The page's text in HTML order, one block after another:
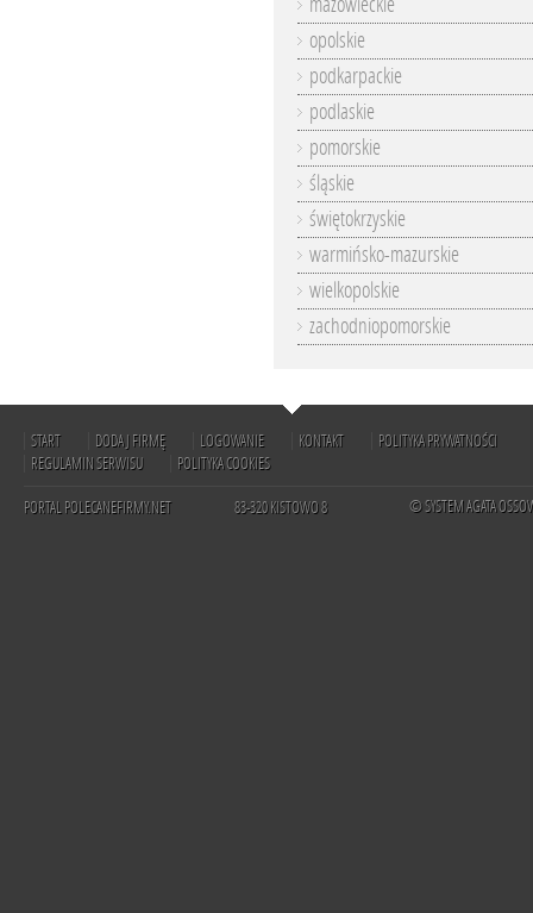
opolskie
podkarpackie
podlaskie
pomorskie
śląskie
świętokrzyskie
warmińsko-mazurskie
wielkopolskie
zachodniopomorskie
START DODAJ FIRMĘ LOGOWANIE KONTAKT
POLITYKA PRYWATNOŚCI
REGULAMIN SERWISU
POLITYKA COOKIES
PORTAL POLECANEFIRMY.NET 83-320 KISTOWO 8 © SYSTEM AGATA